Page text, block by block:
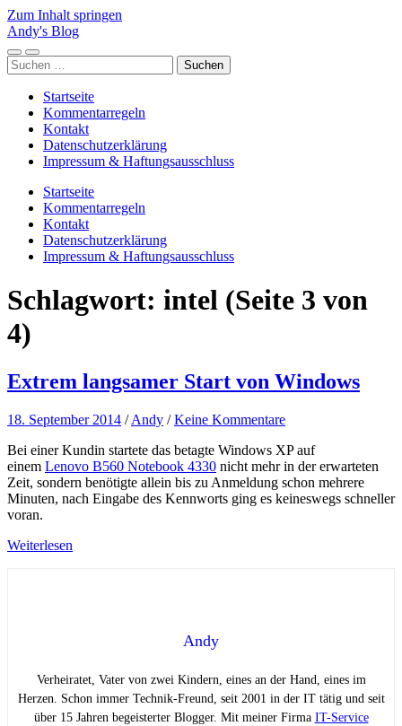
Zum Inhalt springen
Andy's Blog
Mobile-
Menü
Suchfeld
ein-/ausblenden
Suchen
nach:
Startseite
Kommentarregeln
Kontakt
Datenschutzerklärung
Impressum & Haftungsausschluss
Startseite
Kommentarregeln
Kontakt
Datenschutzerklärung
Impressum & Haftungsausschluss
Schlagwort: intel (Seite 3 von
4)
Extrem langsamer Start von Windows
18. September 2014 /Andy /Keine Kommentare
Bei einer Kundin startete das betagte Windows XP auf
einem Lenovo B560 Notebook 4330 nicht mehr in der erwarteten
Zeit, sondern benötigte allein bis zu Anmeldung schon mehrere
Minuten, nach Eingabe des Kennworts ging es keineswegs schneller
voran.
Weiterlesen
Andy
Verheiratet, Vater von zwei Kindern, eines an der Hand, eines im
Herzen. Schon immer Technik-Freund, seit 2001 in der IT tätig und seit
über 15 Jahren begeisterter Blogger. Mit meiner Firma IT-Service